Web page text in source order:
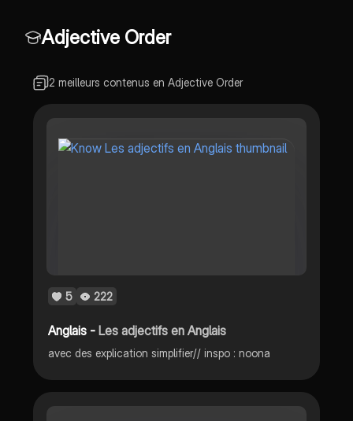
essentiel.
Adjective Order
2 meilleurs contenus en Adjective Order
5 222
Anglais -Les adjectifs en Anglais
avec des explication simplifier// inspo : noona